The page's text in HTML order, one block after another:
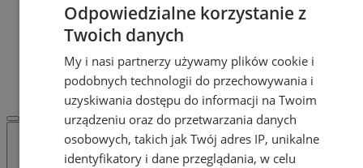
POLECAMY
Protocol IT
Pracuj.pl - praca w Żorach
REKLAMA
WSPÓŁPRACA
Odpowiedzialne korzystanie z
Twoich danych
My i nasi partnerzy używamy plików cookie i
podobnych technologii do przechowywania i
uzyskiwania dostępu do informacji na Twoim
urządzeniu oraz do przetwarzania danych
osobowych, takich jak Twój adres IP, unikalne
identyfikatory i dane przeglądania, w celu